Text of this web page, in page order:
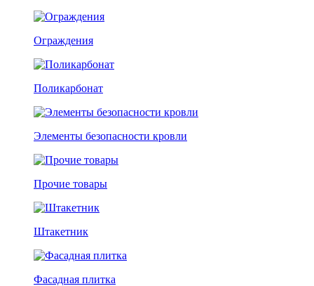
Ограждения
Поликарбонат
Элементы безопасности кровли
Прочие товары
Штакетник
Фасадная плитка